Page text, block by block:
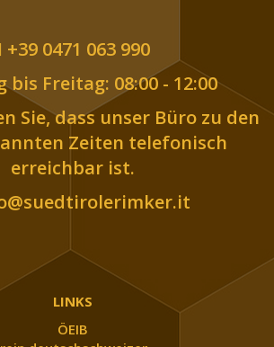
+39 0471 063 990
bis Freitag: 08:00 - 12:00
Sie, dass unser Büro zu den
Zeiten telefonisch
erreichbar ist.
LINKS
ÖEIB